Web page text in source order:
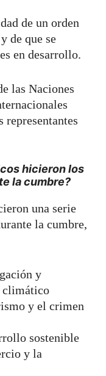
de un orden
de que se
en desarrollo.
las Naciones
representantes
hicieron los
la cumbre?
una serie
la cumbre,
y
climático
y el crimen
sostenible
y la